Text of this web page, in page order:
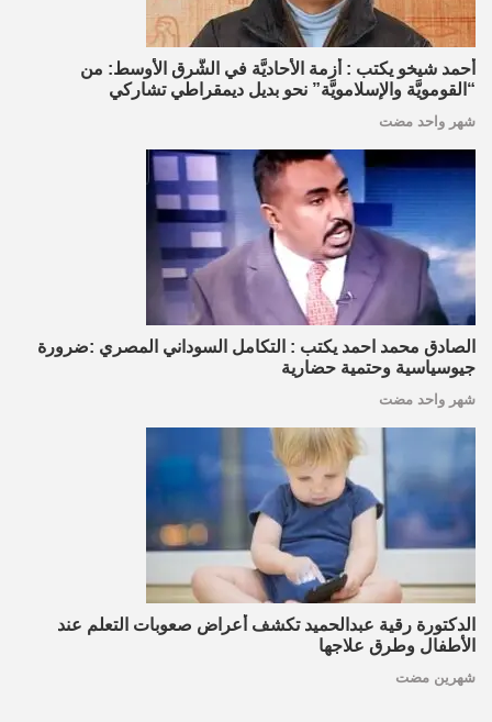
أحمد شيخو يكتب : أزمة الأحاديَّة في الشَّرق الأوسط: من
“القومويَّة والإسلامويَّة” نحو بديل ديمقراطي تشاركي
شهر واحد مضت
الصادق محمد احمد يكتب : التكامل السوداني المصري :ضرورة
جيوسياسية وحتمية حضارية
شهر واحد مضت
الدكتورة رقية عبدالحميد تكشف أعراض صعوبات التعلم عند
الأطفال وطرق علاجها
شهرين مضت